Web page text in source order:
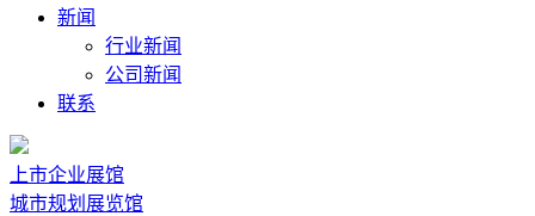
新闻
行业新闻
公司新闻
联系
上市企业展馆
城市规划展览馆